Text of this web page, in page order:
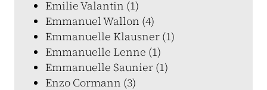
Emilie Valantin (1)
Emmanuel Wallon (4)
Emmanuelle Klausner (1)
Emmanuelle Lenne (1)
Emmanuelle Saunier (1)
Enzo Cormann (3)